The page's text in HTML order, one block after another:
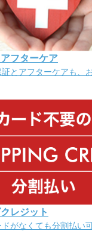
フターケア
とアフターケアも、
レジット
がなくても分割払い